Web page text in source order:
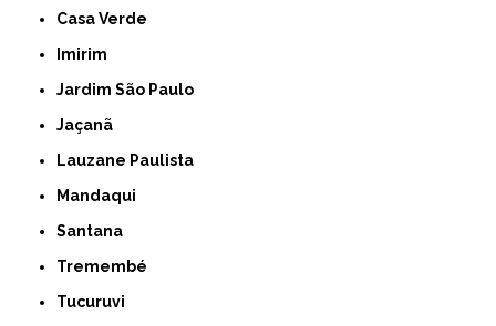
Casa Verde
Imirim
Jardim São Paulo
Jaçanã
Lauzane Paulista
Mandaqui
Santana
Tremembé
Tucuruvi